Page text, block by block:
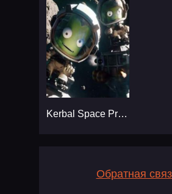
Kerbal Space Program 2
Обратная